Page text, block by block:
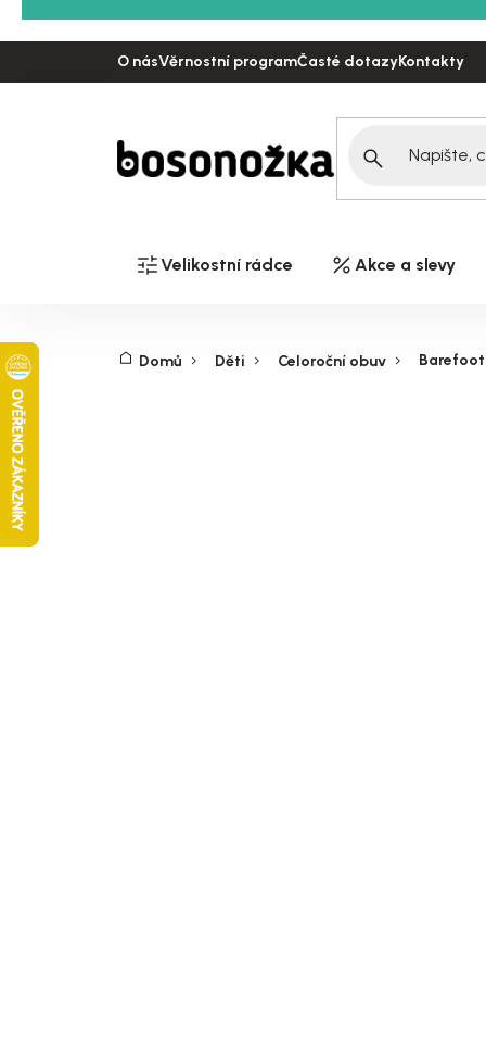
na
O násVěrnostní programČasté dotazyKontakty
Velikostní rádce Akce a slevy
Domů Děti Celoroční obuv Barefoot